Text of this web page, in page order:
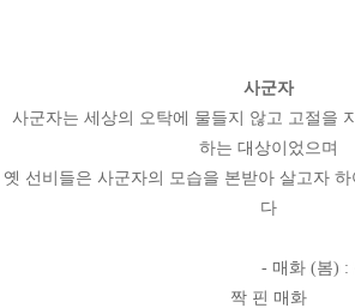
사군자
사군자는 세상의 오탁에 물들지 않고 고절을
하는 대상이었으며
옛 선비들은 사군자의 모습을 본받아 살고자
다
- 매화 (봄) : 눈속에서
짝 핀 매화